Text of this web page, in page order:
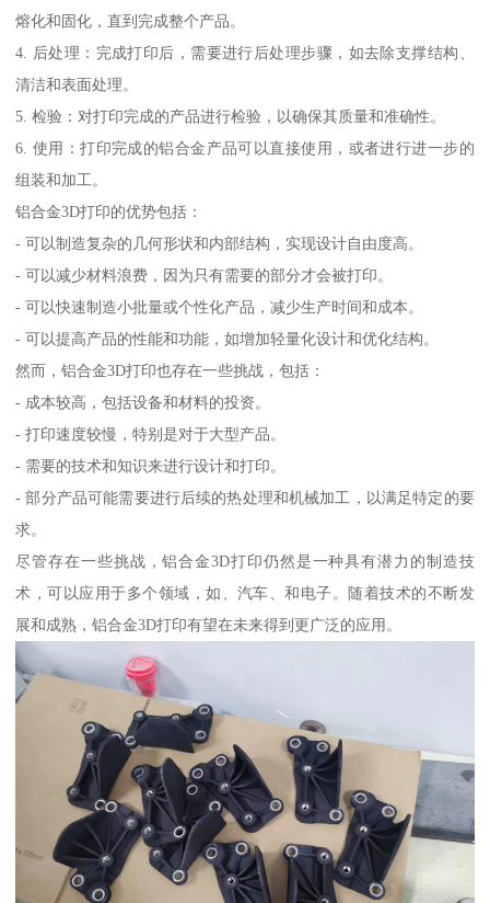
熔化和固化，直到完成整个产品。
4. 后处理：完成打印后，需要进行后处理步骤，如去除支撑结构、
清洁和表面处理。
5. 检验：对打印完成的产品进行检验，以确保其质量和准确性。
6. 使用：打印完成的铝合金产品可以直接使用，或者进行进一步的
组装和加工。
铝合金3D打印的优势包括：
- 可以制造复杂的几何形状和内部结构，实现设计自由度高。
- 可以减少材料浪费，因为只有需要的部分才会被打印。
- 可以快速制造小批量或个性化产品，减少生产时间和成本。
- 可以提高产品的性能和功能，如增加轻量化设计和优化结构。
然而，铝合金3D打印也存在一些挑战，包括：
- 成本较高，包括设备和材料的投资。
- 打印速度较慢，特别是对于大型产品。
- 需要的技术和知识来进行设计和打印。
- 部分产品可能需要进行后续的热处理和机械加工，以满足特定的要
求。
尽管存在一些挑战，铝合金3D打印仍然是一种具有潜力的制造技
术，可以应用于多个领域，如、汽车、和电子。随着技术的不断发
展和成熟，铝合金3D打印有望在未来得到更广泛的应用。